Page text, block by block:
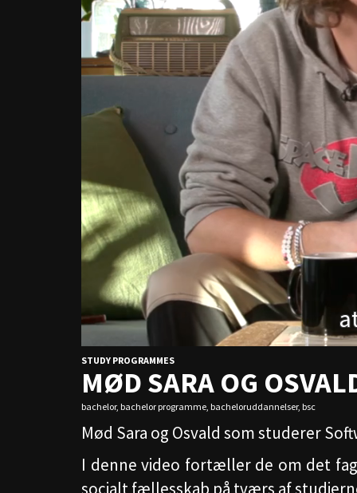
STUDY PROGRAMMES
MØD SARA OG
bachelor, bachelor programme, bacheloruddannelser, bsc
Mød Sara og Osvald som studerer
I denne video fortæller de om det